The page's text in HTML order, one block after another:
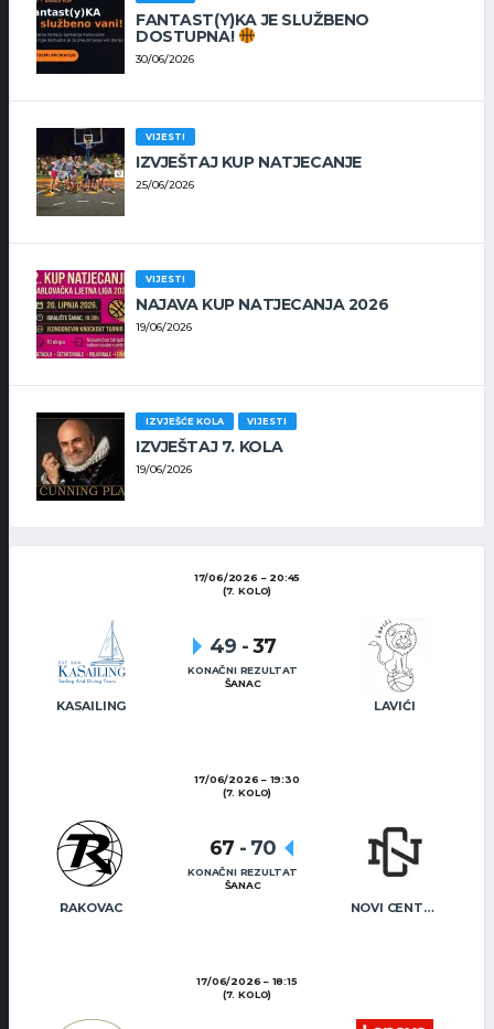
FANTAST(Y)KA JE SLUŽBENO
DOSTUPNA!
30/06/2026
VIJESTI
IZVJEŠTAJ KUP NATJECANJE
25/06/2026
VIJESTI
NAJAVA KUP NATJECANJA 2026
19/06/2026
IZVJEŠĆE KOLA VIJESTI
IZVJEŠTAJ 7. KOLA
19/06/2026
17/06/2026
20:45
(7. KOLO)
KASAILING LAVIĆI
49 -37
KONAČNI REZULTAT
ŠANAC
17/06/2026
19:30
(7. KOLO)
RAKOVAC NOVI CENTAR
67 - 70
KONAČNI REZULTAT
ŠANAC
17/06/2026
18:15
(7. KOLO)